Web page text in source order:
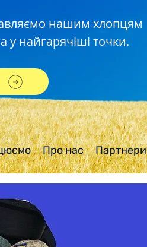
нашим хлопцям
найгарячіші точки.
Про нас Партнери